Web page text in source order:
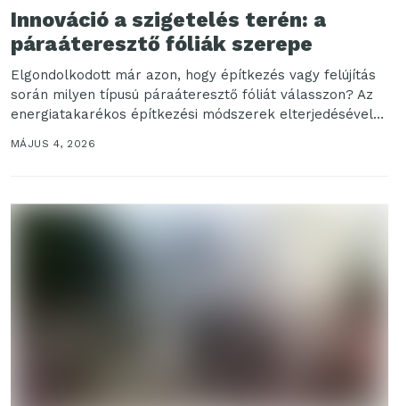
Innováció a szigetelés terén: a
páraáteresztő fóliák szerepe
Elgondolkodott már azon, hogy építkezés vagy felújítás
során milyen típusú páraáteresztő fóliát válasszon? Az
energiatakarékos építkezési módszerek elterjedésével
együtt egyre több figyelmet kap...
MÁJUS 4, 2026